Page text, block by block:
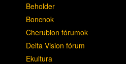
Beholder
Boncnok
Cherubion fórumok
Delta Vision fórum
Ekultura